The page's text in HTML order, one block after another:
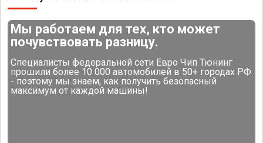
Мы работаем для тех, кто может
почувствовать разницу.
Специалисты федеральной сети Евро Чип Тюнинг
прошили более 10 000 автомобилей в 50+ городах РФ
- поэтому мы знаем, как получить безопасный
максимум от каждой машины!